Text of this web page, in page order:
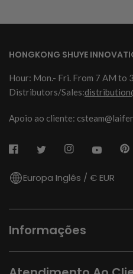
HONGKONG SHUYE
Hour: Mon.- Fri. From 7 AM to
Distributors/Sales:
Apoio ao cliente:
Europa Inglês / € EUR
Informações